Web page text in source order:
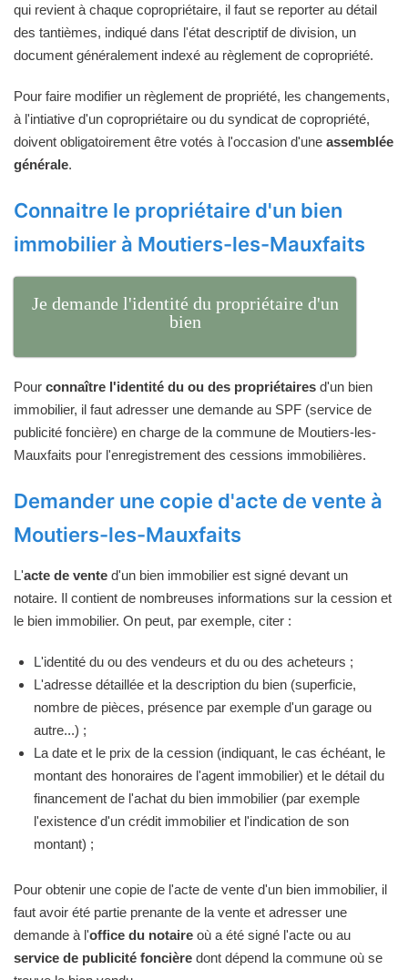
qui revient à chaque copropriétaire, il faut se reporter au détail
des tantièmes, indiqué dans l'état descriptif de division, un
document généralement indexé au règlement de copropriété.
Pour faire modifier un règlement de propriété, les changements,
à l'intiative d'un copropriétaire ou du syndicat de copropriété,
doivent obligatoirement être votés à l'occasion d'une assemblée
générale.
Connaitre le propriétaire d'un bien
immobilier à Moutiers-les-Mauxfaits
Je demande l'identité du propriétaire d'un
bien
Pour connaître l'identité du ou des propriétaires d'un bien
immobilier, il faut adresser une demande au SPF (service de
publicité foncière) en charge de la commune de Moutiers-les-
Mauxfaits pour l'enregistrement des cessions immobilières.
Demander une copie d'acte de vente à
Moutiers-les-Mauxfaits
L'acte de vente d'un bien immobilier est signé devant un
notaire. Il contient de nombreuses informations sur la cession et
le bien immobilier. On peut, par exemple, citer :
L'identité du ou des vendeurs et du ou des acheteurs ;
L'adresse détaillée et la description du bien (superficie,
nombre de pièces, présence par exemple d'un garage ou
autre...) ;
La date et le prix de la cession (indiquant, le cas échéant, le
montant des honoraires de l'agent immobilier) et le détail du
financement de l'achat du bien immobilier (par exemple
l'existence d'un crédit immobilier et l'indication de son
montant) ;
Pour obtenir une copie de l'acte de vente d'un bien immobilier, il
faut avoir été partie prenante de la vente et adresser une
demande à l'office du notaire où a été signé l'acte ou au
service de publicité foncière dont dépend la commune où se